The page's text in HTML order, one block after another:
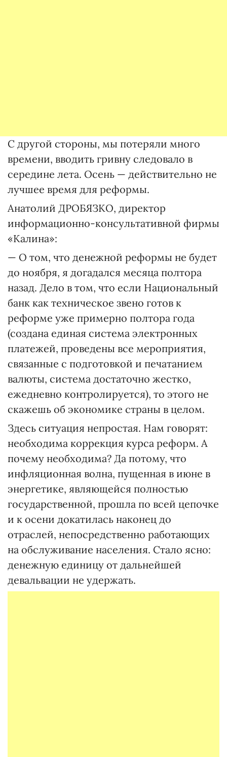
С другой стороны, мы потеряли много
времени, вводить гривну следовало в
середине лета. Осень — действительно не
лучшее время для реформы.
Анатолий ДРОБЯЗКО, директор
информационно-консультативной фирмы
«Калина»:
— О том, что денежной реформы не будет
до ноября, я догадался месяца полтора
назад. Дело в том, что если Национальный
банк как техническое звено готов к
реформе уже примерно полтора года
(создана единая система электронных
платежей, проведены все мероприятия,
связанные с подготовкой и печатанием
валюты, система достаточно жестко,
ежедневно контролируется), то этого не
скажешь об экономике страны в целом.
Здесь ситуация непростая. Нам говорят:
необходима коррекция курса реформ. А
почему необходима? Да потому, что
инфляционная волна, пущенная в июне в
энергетике, являющейся полностью
государственной, прошла по всей цепочке
и к осени докатилась наконец до
отраслей, непосредственно работающих
на обслуживание населения. Стало ясно:
денежную единицу от дальнейшей
девальвации не удержать.